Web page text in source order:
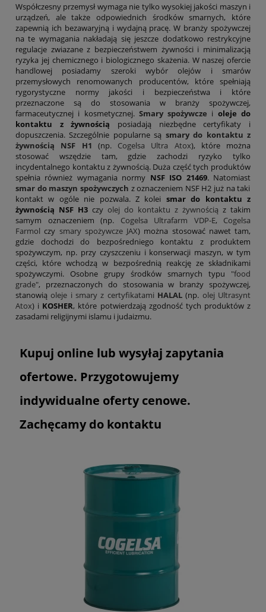
Współczesny przemysł wymaga nie tylko wysokiej jakości maszyn i
urządzeń, ale także odpowiednich środków smarnych, które
zapewnią ich bezawaryjną i wydajną pracę. W branży spożywczej
na te wymagania nakładają się jeszcze dodatkowo restrykcyjne
regulacje zwiazane z bezpieczeństwem żywności i minimalizacją
ryzyka jej chemicznego i biologicznego skażenia. W naszej ofercie
handlowej posiadamy szeroki wybór olejów i smarów
przemysłowych renomowanych producentów, które spełniają
rygorystyczne normy jakości i bezpieczeństwa i które
przeznaczone są do stosowania w branży spożywczej,
farmaceutycznej i kosmetycznej. Smary spożywcze i oleje do
kontaktu z żywnością posiadają niezbędne certyfikaty i
dopuszczenia. Szczególnie popularne są smary do kontaktu z
żywnością NSF H1
(np. Cogelsa Ultra Atox), które można
stosować wszędzie tam, gdzie zachodzi ryzyko tylko
incydentalnego kontaktu z żywnością. Duża część tych produktów
spełnia również wymagania normy NSF ISO 21469. Natomiast
smar do maszyn spożywczych z oznaczeniem NSF H2 już na taki
kontakt w ogóle nie pozwala. Z kolei smar do kontaktu z
żywnością NSF H3 czy olej do kontaktu z żywnością z takim
samym oznaczeniem (np. Cogelsa Ultrafarm VDP-E, Cogelsa
Farmol czy smary spożywcze JAX) można stosować nawet tam,
gdzie dochodzi do bezpośredniego kontaktu z produktem
spożywczym, np. przy czyszczeniu i konserwacji maszyn, w tym
części, które wchodzą w bezpośrednią reakcję ze składnikami
spożywczymi. Osobne grupy środków smarnych typu "food
grade", przeznaczonych do stosowania w branży spożywczej,
stanowiąoleje i smary z certyfikatami HALAL (np. olej Ultrasynt
Atox) i KOSHER, które potwierdzają zgodność tych produktów z
zasadami religijnymi islamu i judaizmu.
Kupuj online lub wysyłaj zapytania
ofertowe. Przygotowujemy
indywidualne oferty cenowe.
Zachęcamy do kontaktu